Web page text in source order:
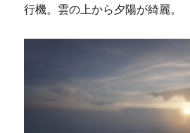
行機。雲の上から夕陽が綺麗。